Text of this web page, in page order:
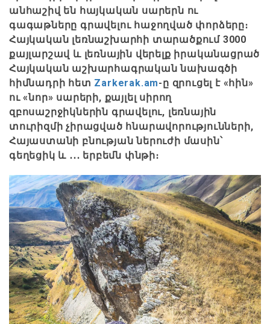
անհաշիվ են հայկական սարերն ու
գագաթները գրավելու հաջողված փորձերը։
Հայկական լեռնաշխարհի տարածքում 3000
քայլարշավ և լեռնային վերելք իրականացրած
Հայկական աշխարհագրական նախագծի
հիմնադրի հետ Zarkerak.am-ը զրուցել է «հին»
ու «նոր» սարերի, քայլել սիրող
զբոսաշրջիկներին գրավելու, լեռնային
տուրիզմի չիրացված հնարավորությունների,
Հայաստանի բնության ներուժի մասին՝
գեղեցիկ և ․․․ երբեմն փնթի։